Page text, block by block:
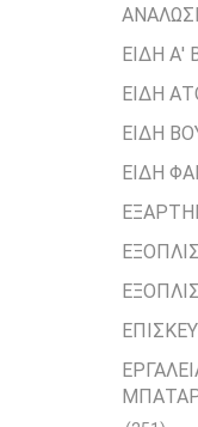
ΕΙΔΗ Α'
ΕΙΔΗ
ΕΙΔΗ
ΕΙΔΗ